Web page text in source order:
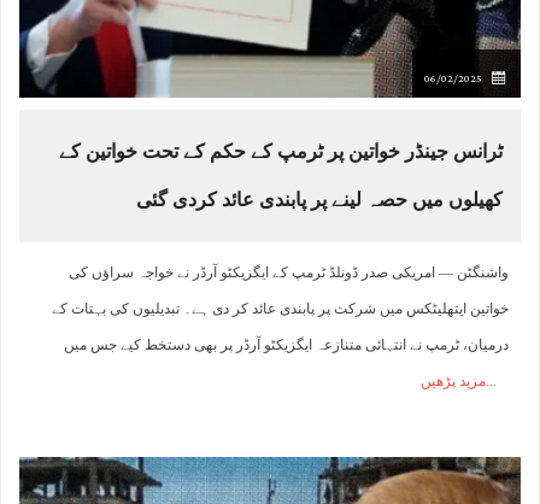
06/02/2025
ٹرانس جینڈر خواتین پر ٹرمپ کے حکم کے تحت خواتین کے
کھیلوں میں حصہ لینے پر پابندی عائد کردی گئی
واشنگٹن — امریکی صدر ڈونلڈ ٹرمپ کے ایگزیکٹو آرڈر نے خواجہ سراؤں کی
خواتین ایتھلیٹکس میں شرکت پر پابندی عائد کر دی ہے۔ تبدیلیوں کی بہتات کے
درمیان، ٹرمپ نے انتہائی متنازعہ ایگزیکٹو آرڈر پر بھی دستخط کیے جس میں
مزید پڑھیں